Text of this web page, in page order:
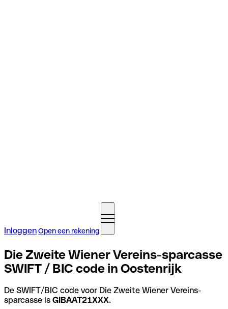
InloggenOpen een rekening
Die Zweite Wiener Vereins-sparcasse
SWIFT / BIC code in Oostenrijk
De SWIFT/BIC code voor Die Zweite Wiener Vereins-
sparcasse is GIBAAT21XXX.